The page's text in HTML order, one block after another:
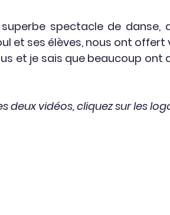
spectacle de danse,
et ses élèves, nous ont offert
et je sais que beaucoup
deux vidéos, cliquez sur les